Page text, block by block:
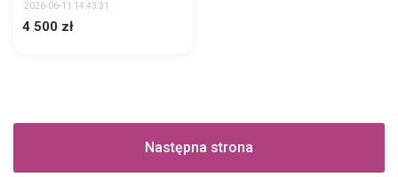
2026-06-11 14:43:31
4 500 zł
Następna strona